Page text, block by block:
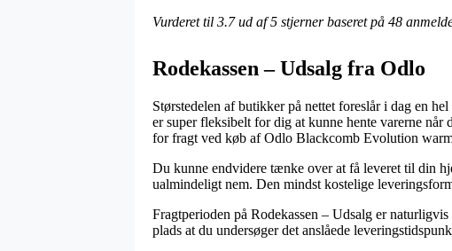
Vurderet til 3.7ud af 5 stjerner baseret på 48
Rodekassen – Udsalg fra Odlo
Størstedelen af butikker på nettet foreslår i dag en
er super fleksibelt for dig at kunne hente varerne
for fragt ved køb af Odlo Blackcomb Evolution
Du kunne endvidere tænke over at få leveret til din
ualmindeligt nem. Den mindst kostelige
Fragtperioden på Rodekassen – Udsalg er
plads at du undersøger det anslåede